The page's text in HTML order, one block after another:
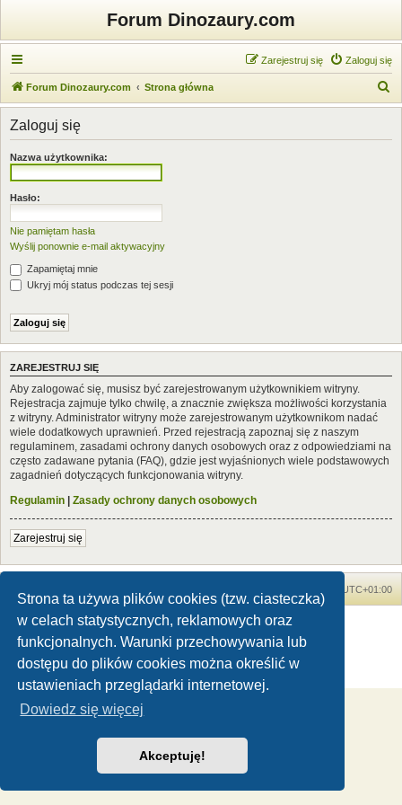
Strona ta używa plików cookies (tzw. ciasteczka)
w celach statystycznych, reklamowych oraz
funkcjonalnych. Warunki przechowywania lub
dostępu do plików cookies można określić w
ustawieniach przeglądarki internetowej.
Dowiedz się więcej
Akceptuję!
Forum Dinozaury.com
Zaloguj się
Zarejestruj się
Forum Dinozaury.com Strona główna
z
Zaloguj się
Nazwa użytkownika:
Hasło:
Nie pamiętam hasła
Wyślij ponownie e-mail aktywacyjny
Zapamiętaj mnie
Ukryj mój status podczas tej sesji
ZAREJESTRUJ SIĘ
Aby zalogować się, musisz być zarejestrowanym użytkownikiem witryny.
Rejestracja zajmuje tylko chwilę, a znacznie zwiększa możliwości korzystania
z witryny. Administrator witryny może zarejestrowanym użytkownikom nadać
wiele dodatkowych uprawnień. Przed rejestracją zapoznaj się z naszym
regulaminem, zasadami ochrony danych osobowych oraz z odpowiedziami na
często zadawane pytania (FAQ), gdzie jest wyjaśnionych wiele podstawowych
zagadnień dotyczących funkcjonowania witryny.
Regulamin | Zasady ochrony danych osobowych
Zarejestruj się
UTC+01:00
Dinozaury.com© 2006-2020
Technologię dostarczaphpBB® Forum Software © phpBB Limited
Zasady ochrony danych osobowych|Regulamin